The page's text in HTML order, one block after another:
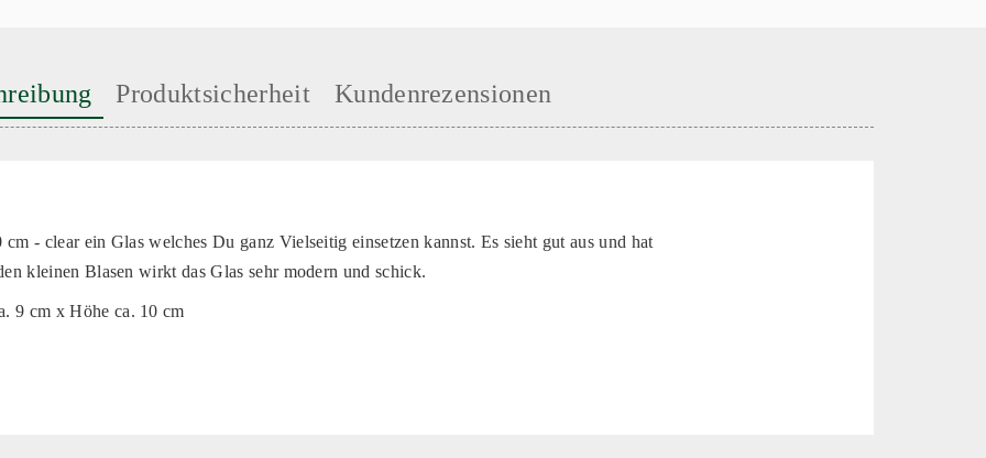
Produktsicherheit Kundenrezensionen
- clear ein Glas welches Du ganz Vielseitig einsetzen kannst. Es sieht gut aus und hat
kleinen Blasen wirkt das Glas sehr modern und schick.
9 cm x Höhe ca. 10 cm